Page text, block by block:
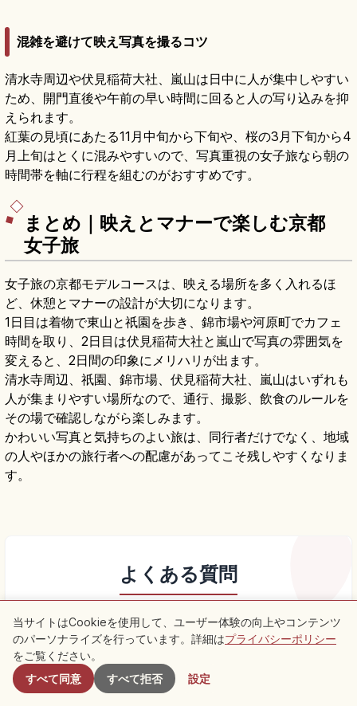
混雑を避けて映え写真を撮るコツ
清水寺周辺や伏見稲荷大社、嵐山は日中に人が集中しやすい
ため、開門直後や午前の早い時間に回ると人の写り込みを抑
えられます。
紅葉の見頃にあたる11月中旬から下旬や、桜の3月下旬から4
月上旬はとくに混みやすいので、写真重視の女子旅なら朝の
時間帯を軸に行程を組むのがおすすめです。
まとめ｜映えとマナーで楽しむ京都
女子旅
女子旅の京都モデルコースは、映える場所を多く入れるほ
ど、休憩とマナーの設計が大切になります。
1日目は着物で東山と祇園を歩き、錦市場や河原町でカフェ
時間を取り、2日目は伏見稲荷大社と嵐山で写真の雰囲気を
変えると、2日間の印象にメリハリが出ます。
清水寺周辺、祇園、錦市場、伏見稲荷大社、嵐山はいずれも
人が集まりやすい場所なので、通行、撮影、飲食のルールを
その場で確認しながら楽しみます。
かわいい写真と気持ちのよい旅は、同行者だけでなく、地域
の人やほかの旅行者への配慮があってこそ残しやすくなりま
す。
よくある質問
Q.女子旅2日間モデルコースはどう組むのが自然で
すか？
付近のスポット
当サイトはCookieを使用して、ユーザー体験の向上やコンテンツ
のパーソナライズを行っています。詳細はプライバシーポリシー
をご覧ください。
すべて同意
すべて拒否 設定